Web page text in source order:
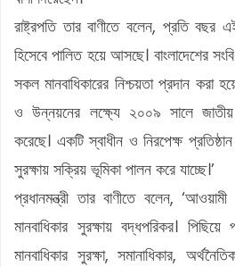
রাষ্ট্রপতি তার বাণীতে বলেন, প্রতি বছর
হিসেবে পালিত হয়ে আসছে। বাংলাদেশের
সকল মানবাধিকারের নিশ্চয়তা প্রদান করা
ও উন্নয়নের লক্ষ্যে ২০০৯ সালে জাতীয়
করেছে। একটি স্বাধীন ও নিরপেক্ষ
সুরক্ষায় সক্রিয় ভূমিকা পালন করে যাচ্ছে।’
প্রধানমন্ত্রী তার বাণীতে বলেন,
মানবাধিকার সুরক্ষায় বদ্ধপরিকর।
মানবাধিকার সুরক্ষা, সমানাধিকার,